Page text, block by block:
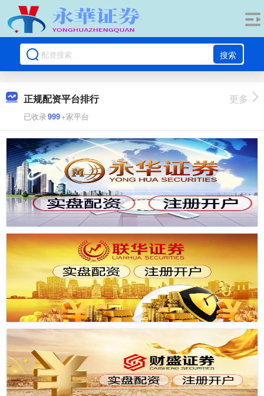
搜索
正规配资平台排行
已收录999+家平台
更多